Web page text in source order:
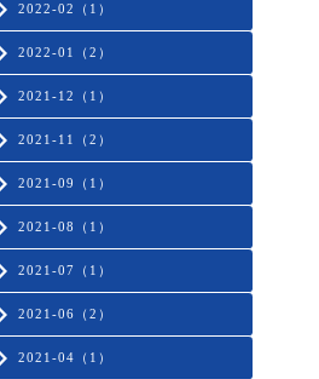
2022-02（1）
2022-01（2）
2021-12（1）
2021-11（2）
2021-09（1）
2021-08（1）
2021-07（1）
2021-06（2）
2021-04（1）